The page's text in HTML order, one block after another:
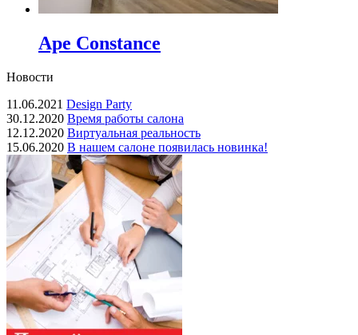
Ape Constance
Новости
11.06.2021 Design Party
30.12.2020 Время работы салона
12.12.2020 Виртуальная реальность
15.06.2020 В нашем салоне появилась новинка!